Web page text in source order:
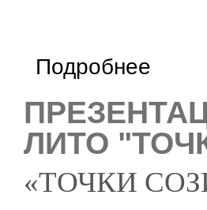
Подробнее
ЛИТО
«ТОЧКИ